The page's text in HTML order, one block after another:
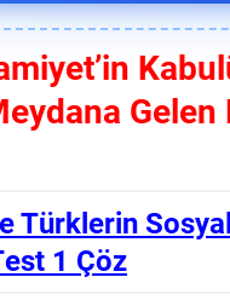
Türklerin
1 Çöz